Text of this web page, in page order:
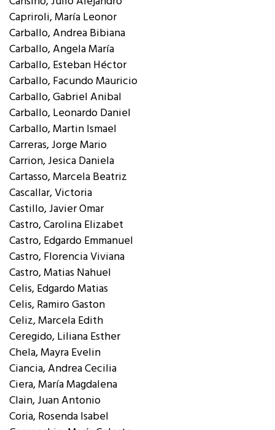
Capriroli, María Leonor
Carballo, Andrea Bibiana
Carballo, Angela María
Carballo, Esteban Héctor
Carballo, Facundo Mauricio
Carballo, Gabriel Anibal
Carballo, Leonardo Daniel
Carballo, Martin Ismael
Carreras, Jorge Mario
Carrion, Jesica Daniela
Cartasso, Marcela Beatriz
Cascallar, Victoria
Castillo, Javier Omar
Castro, Carolina Elizabet
Castro, Edgardo Emmanuel
Castro, Florencia Viviana
Castro, Matias Nahuel
Celis, Edgardo Matias
Celis, Ramiro Gaston
Celiz, Marcela Edith
Ceregido, Liliana Esther
Chela, Mayra Evelin
Ciancia, Andrea Cecilia
Ciera, María Magdalena
Clain, Juan Antonio
Coria, Rosenda Isabel